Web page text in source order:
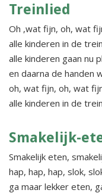
Treinlied
Oh ,wat fijn, oh, wat
alle kinderen in de trein
alle kinderen gaan nu
en daarna de handen
oh, wat fijn, oh, wat
alle kinderen in de trein
Smakelijk-
Smakelijk eten,
hap, hap, hap, slok,
ga maar lekker eten,